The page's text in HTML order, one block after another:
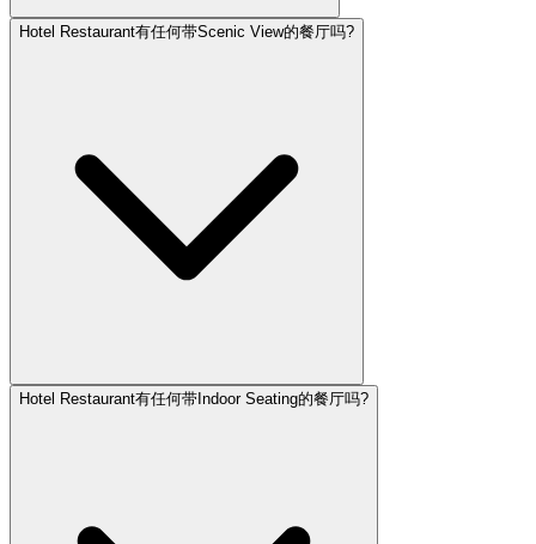
Hotel Restaurant有任何带Scenic View的餐厅吗?
Hotel Restaurant有任何带Indoor Seating的餐厅吗?